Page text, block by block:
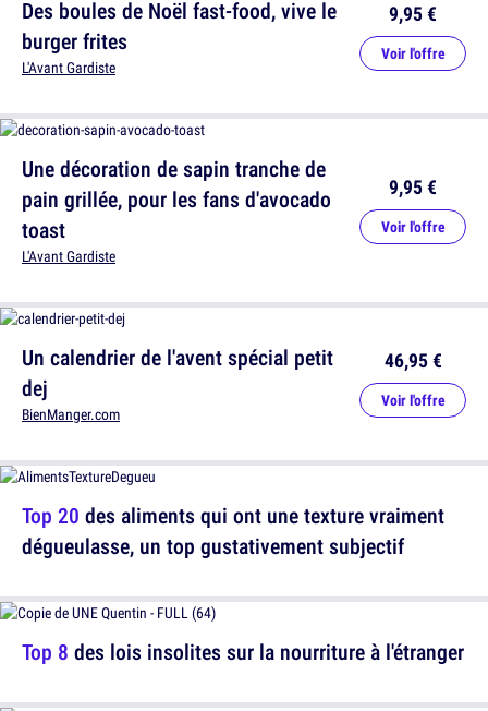
Des boules de Noël fast-food, vive le
burger frites
L'Avant Gardiste
9,95 €
Voir l'offre
Un calendrier de l'avent spécial petit
dej
BienManger.com
46,95 €
Voir l'offre
Top 8 des lois insolites sur la nourriture à l'étranger
Une décoration de sapin tranche de
pain grillée, pour les fans d'avocado
toast
L'Avant Gardiste
9,95 €
Voir l'offre
Top 20 des aliments qui ont une texture vraiment
dégueulasse, un top gustativement subjectif